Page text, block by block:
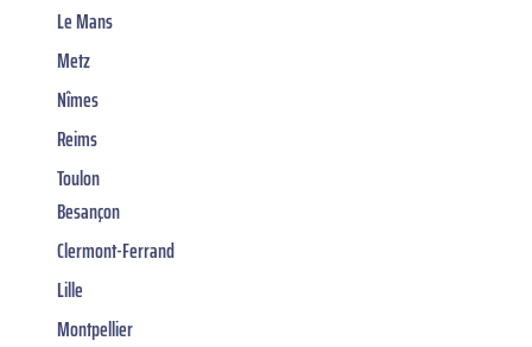
Le Mans
Metz
Nîmes
Reims
Toulon
Besançon
Clermont-Ferrand
Lille
Montpellier